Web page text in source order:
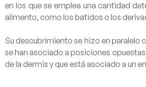
en los que se emplea una cantidad
alimento, como los batidos o los
Su descubrimiento se hizo en paralelo
se han asociado a posiciones
de la dermis y que está asociado a un